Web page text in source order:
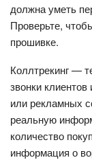
должна уметь
Проверьте,
прошивке.
Коллтрекинг —
звонки
или рекламных
реальную
количество
информация о